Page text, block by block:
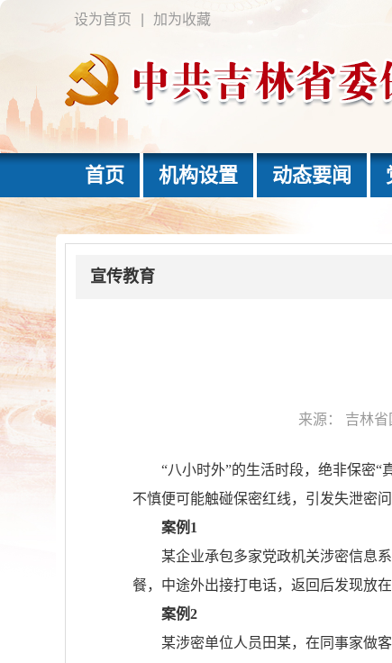
设为首页 加为收藏
首页 机构设置 动态要闻
宣传教育
来源： 吉林省
“八小时外”的生活时段，绝非保密
不慎便可能触碰保密红线，引发失泄密问
案例1
某企业承包多家党政机关涉密信息
餐，中途外出接打电话，返回后发现放
案例2
某涉密单位人员田某，在同事家做